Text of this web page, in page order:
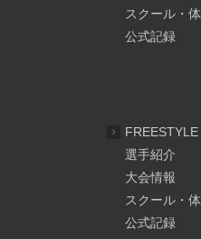
スクール・
公式記録
FREESTYLE
選手紹介
大会情報
スクール・
公式記録